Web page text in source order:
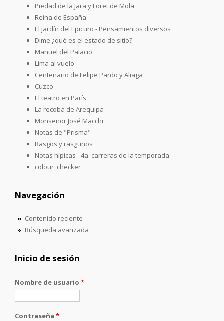
Piedad de la Jara y Loret de Mola
Reina de España
El jardín del Epicuro - Pensamientos diversos
Dime ¿qué es el estado de sitio?
Manuel del Palacio
Lima al vuelo
Centenario de Felipe Pardo y Aliaga
Cuzco
El teatro en París
La recoba de Arequipa
Monseñor José Macchi
Notas de "Prisma"
Rasgos y rasguños
Notas hípicas - 4a. carreras de la temporada
colour_checker
Navegación
Contenido reciente
Búsqueda avanzada
Inicio de sesión
Nombre de usuario *
Contraseña *